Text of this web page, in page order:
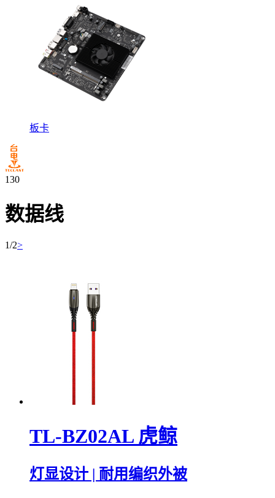
板卡
130
数据线
1/2>
TL-BZ02AL 虎鲸
灯显设计 | 耐用编织外被